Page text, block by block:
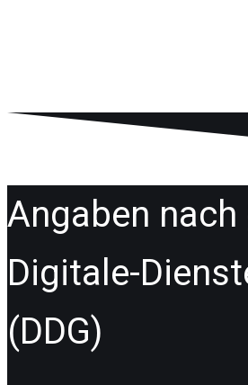
Angaben nach
Digitale-
(DDG)